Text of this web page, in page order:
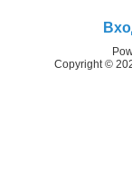
Copyright ©